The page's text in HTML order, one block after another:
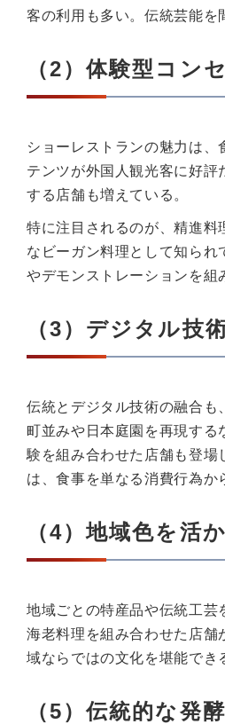
客の利用も多い。伝統芸能を
（2）体験型コン
ショーレストランの魅力は
テンツが外国人観光客に好
する店舗も増えている。
特に注目されるのが、精進料
なビーガン料理として知ら
やデモンストレーションを組
（3）デジタル技
伝統とデジタル技術の融合も
町並みや日本庭園を再現す
験を組み合わせた店舗も登場
は、食事を単なる消費行為か
（4）地域色を活
地域ごとの特産品や伝統工芸
海老料理を組み合わせた店舗
域ならではの文化を堪能でき
（5）伝統的な発